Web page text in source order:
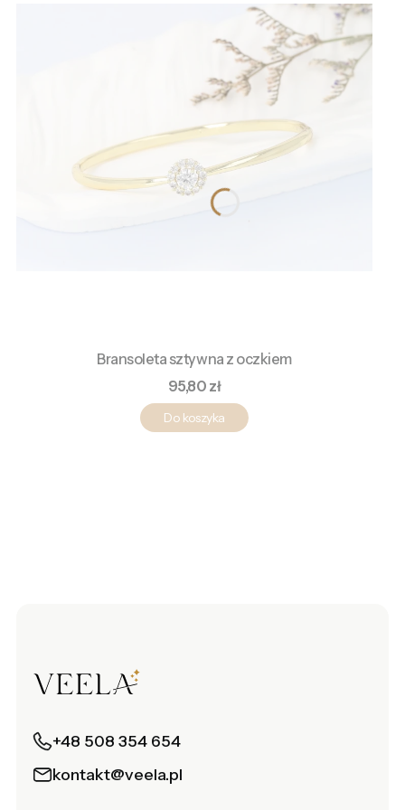
Bransoleta sztywna z oczkiem
Cena
95,80 zł
Do koszyka
+48 508 354 654
kontakt@veela.pl